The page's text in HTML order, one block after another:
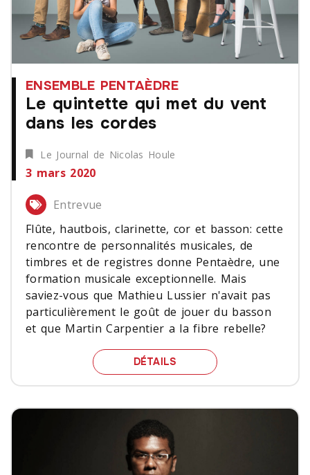
ENSEMBLE PENTAÈDRE
Le quintette qui met du vent
dans les cordes
Le Journal de Nicolas Houle
3 mars 2020
Entrevue
Flûte, hautbois, clarinette, cor et basson: cette
rencontre de personnalités musicales, de
timbres et de registres donne Pentaèdre, une
formation musicale exceptionnelle. Mais
saviez-vous que Mathieu Lussier n'avait pas
particulièrement le goût de jouer du basson
et que Martin Carpentier a la fibre rebelle?
DÉTAILS LE QUINTETTE QUI